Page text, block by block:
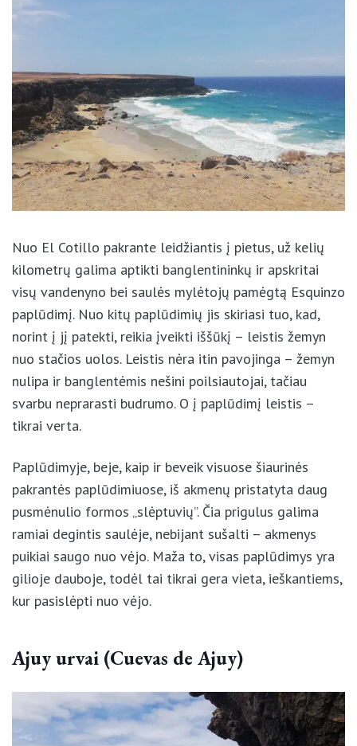
Nuo El Cotillo pakrante leidžiantis į pietus, už kelių
kilometrų galima aptikti banglentininkų ir apskritai
visų vandenyno bei saulės mylėtojų pamėgtą
Esquinzo paplūdimį. Nuo kitų paplūdimių jis skiriasi
tuo, kad, norint į jį patekti, reikia įveikti iššūkį –
leistis žemyn nuo stačios uolos. Leistis nėra itin
pavojinga – žemyn nulipa ir banglentėmis nešini
paplūdimį leistis – tikrai verta.
Paplūdimyje, beje, kaip ir beveik visuose šiaurinės
pakrantės paplūdimiuose, iš akmenų pristatyta daug
pusmėnulio formos „slėptuvių”. Čia prigulus galima
ramiai degintis saulėje, nebijant sušalti – akmenys
puikiai saugo nuo vėjo. Maža to, visas paplūdimys
ieškantiems, kur pasislėpti nuo vėjo.
Ajuy urvai (Cuevas de Ajuy)